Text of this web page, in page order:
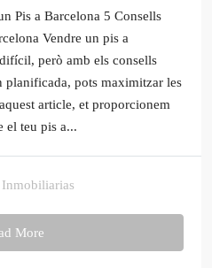
Pis a Barcelona 5 Consells
Vendre un pis a
però amb els consells
planificada, pots maximitzar les
article, et proporcionem
el teu pis a...
More